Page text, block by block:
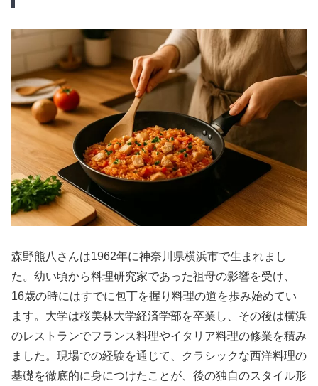
森野熊八さんは1962年に神奈川県横浜市で生まれまし
た。幼い頃から料理研究家であった祖母の影響を受け、
16歳の時にはすでに包丁を握り料理の道を歩み始めてい
ます。大学は桜美林大学経済学部を卒業し、その後は横浜
のレストランでフランス料理やイタリア料理の修業を積み
ました。現場での経験を通じて、クラシックな西洋料理の
基礎を徹底的に身につけたことが、後の独自のスタイル形